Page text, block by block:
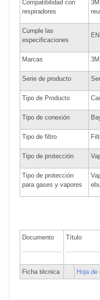
Compatibilidad con
respiradores
Cumple las
especificaciones
Marcas
Serie de producto
Tipo de Producto
Tipo de conexión
Tipo de filtro
Tipo de protección
Tipo de protección
para gases y vapores
Documento Título
Ficha técnica Hoja